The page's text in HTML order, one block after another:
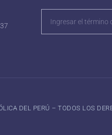
DEL PERÚ – TODOS LOS